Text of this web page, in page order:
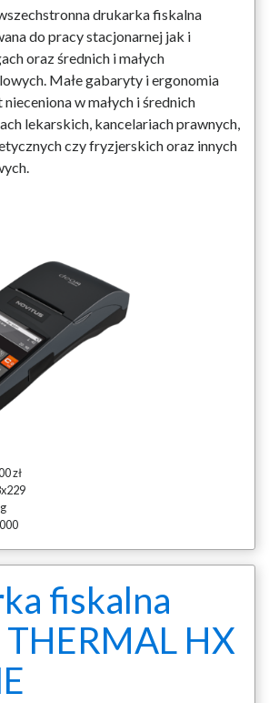
drukarka fiskalna
do pracy stacjonarnej jak i
oraz średnich i małych
Małe gabaryty i ergonomia
w małych i średnich
lekarskich, kancelariach prawnych,
czy fryzjerskich oraz innych
zł
fiskalna
THERMAL HX